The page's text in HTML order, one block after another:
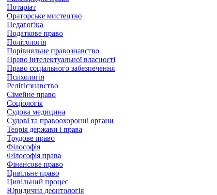
Нотаріат
Ораторське мистецтво
Педагогіка
Податкове право
Політологія
Порівняльне правознавство
Право інтелектуальної власності
Право соціального забезпечення
Психологія
Релігієзнавство
Сімейне право
Соціологія
Судова медицина
Судові та правоохоронні органи
Теорія держави і права
Трудове право
Філософія
Філософія права
Фінансове право
Цивільне право
Цивільний процес
Юридична деонтологія